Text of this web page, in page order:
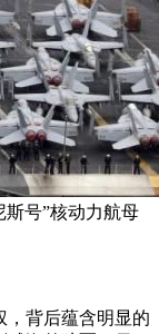
斯号”核动力航母
背后蕴含明显的